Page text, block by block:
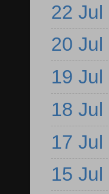
22 Jul
20 Jul
19 Jul
18 Jul
17 Jul
15 Jul